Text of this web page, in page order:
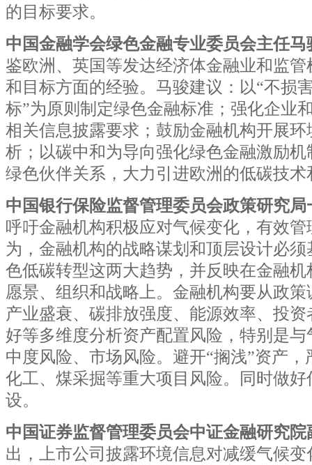
的目标要求。
中国金融学会绿色金融专业委员会主任马
鉴欧洲、英国等发达经济体金融业和监
和目标方面的经验。马骏建议：以“不损
标”为原则制定绿色金融标准；强化企业
相关信息披露要求；鼓励金融机构开展
析；以碳中和为导向强化绿色金融激励
绿色伙伴关系，大力引进欧洲的低碳技
中国银行保险监督管理委员会政策研究
呼吁金融机构积极应对气候变化，有效
为，金融机构的战略谋划和顶层设计必
色低碳转型这两大趋势，并反映在金融
愿景、组织和战略上。金融机构要从政
产业盛衰、碳排放强度、能源效率、投
好等多维度分析资产配置风险，特别是
中度风险、市场风险。避开“搁浅”资产
化工、煤采掘等重大项目风险。同时做
设。
中国证券监督管理委员会中证金融研究
出，上市公司披露环境信息对减缓气候